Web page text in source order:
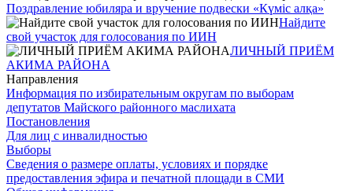
Поздравление юбиляра и вручение подвески «Күміс алқа»
Найдите
свой участок для голосования по ИИН
ЛИЧНЫЙ ПРИЁМ
АКИМА РАЙОНА
Направления
Информация по избирательным округам по выборам
депутатов Майского районного маслихата
Постановления
Для лиц с инвалидностью
Выборы
Сведения о размере оплаты, условиях и порядке
предоставления эфира и печатной площади в СМИ